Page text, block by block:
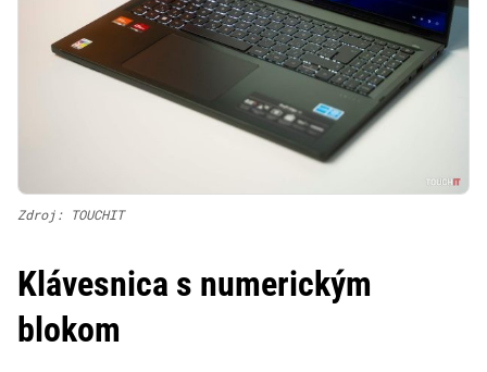
Zdroj: TOUCHIT
Klávesnica s numerickým
blokom